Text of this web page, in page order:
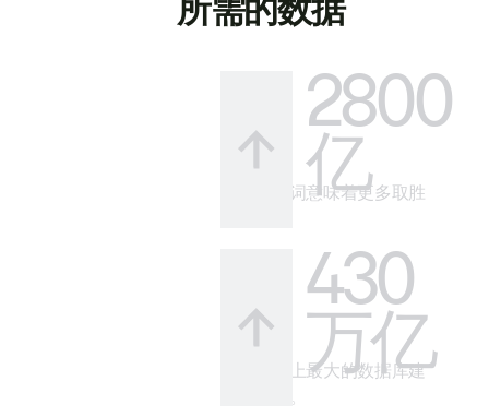
所需的数据
2800
亿
更多关键词意味着更多取胜
430
万亿
借助市场上最大的数据库建